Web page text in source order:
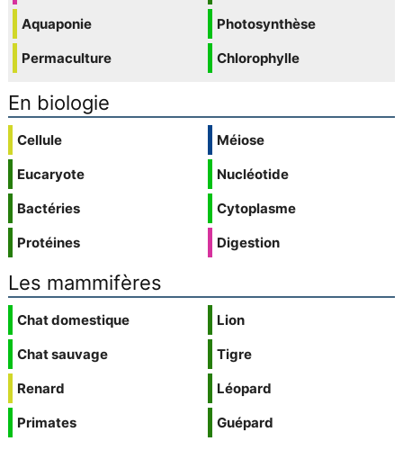
Aquaponie
Permaculture
Photosynthèse
Chlorophylle
En biologie
Cellule
Eucaryote
Bactéries
Protéines
Méiose
Nucléotide
Cytoplasme
Digestion
Les mammifères
Chat domestique
Chat sauvage
Renard
Primates
Lion
Tigre
Léopard
Guépard